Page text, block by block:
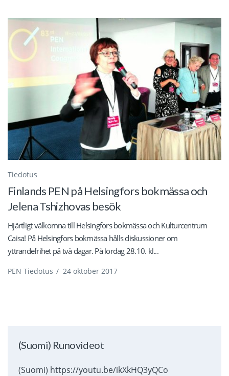
Tiedotus
Finlands PEN på Helsingfors bokmässa och
Jelena Tshizhovas besök
Hjärtligt välkomna till Helsingfors bokmässa och Kulturcentrum
Caisa! På Helsingfors bokmässa hålls diskussioner om
yttrandefrihet på två dagar. På lördag 28.10. kl...
PEN Tiedotus / 24 oktober 2017
(Suomi) Runovideot
(Suomi) https://youtu.be/ikXkHQ3yQCo